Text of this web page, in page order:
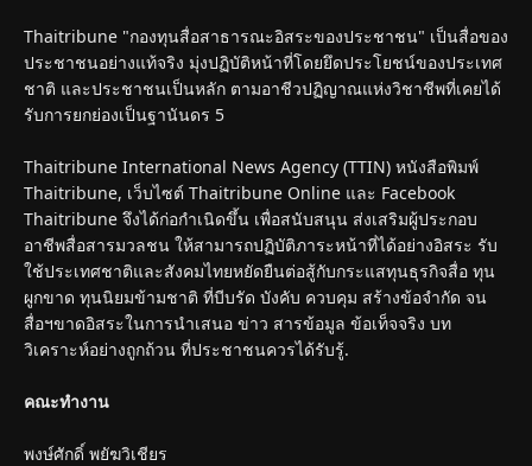
Thaitribune "กองทุนสื่อสาธารณะอิสระของประชาชน" เป็นสื่อของ
ประชาชนอย่างแท้จริง มุ่งปฏิบัติหน้าที่โดยยึดประโยชน์ของประเทศ
ชาติ และประชาชนเป็นหลัก ตามอาชีวปฏิญาณแห่งวิชาชีพที่เคยได้
รับการยกย่องเป็นฐานันดร 5
Thaitribune International News Agency (TTIN) หนังสือพิมพ์
Thaitribune, เว็บไซต์ Thaitribune Online และ Facebook
Thaitribune จึงได้ก่อกำเนิดขึ้น เพื่อสนับสนุน ส่งเสริมผู้ประกอบ
อาชีพสื่อสารมวลชน ให้สามารถปฏิบัติภาระหน้าที่ได้อย่างอิสระ รับ
ใช้ประเทศชาติและสังคมไทยหยัดยืนต่อสู้กับกระแสทุนธุรกิจสื่อ ทุน
ผูกขาด ทุนนิยมข้ามชาติ ที่บีบรัด บังคับ ควบคุม สร้างข้อจำกัด จน
สื่อฯขาดอิสระในการนำเสนอ ข่าว สารข้อมูล ข้อเท็จจริง บท
วิเคราะห์อย่างถูกถ้วน ที่ประชาชนควรได้รับรู้.
คณะทำงาน
พงษ์ศักดิ์ พยัฆวิเชียร